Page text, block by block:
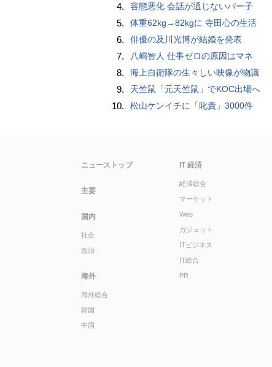
4. 容態悪化 会話が通じないパー子
5. 体重62kg→82kgに 寺田心の生活
6. 俳優の及川光博が結婚を発表
7. 八嶋智人 仕事ゼロの原因はマネ
8. 海上自衛隊の生々しい映像が物議
9. 天竺鼠「元天竺鼠」でKOC出場へ
10. 松山ケンイチに「叱責」3000件
ニューストップ
主要
国内
社会
政治
海外
海外総合
韓国
中国
IT 経済
経済総合
マーケット
Web
ガジェット
ITビジネス
IT総合
PR